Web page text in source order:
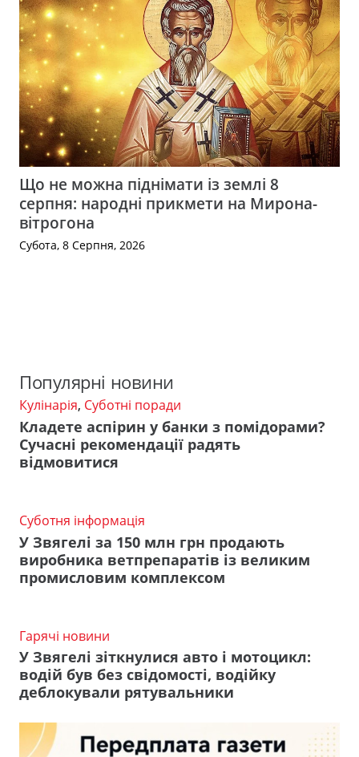
Що не можна піднімати із землі 8
серпня: народні прикмети на Мирона-
вітрогона
Субота, 8 Серпня, 2026
Популярні новини
Кулінарія, Суботні поради
Кладете аспірин у банки з помідорами?
Сучасні рекомендації радять
відмовитися
Суботня інформація
У Звягелі за 150 млн грн продають
виробника ветпрепаратів із великим
промисловим комплексом
Гарячі новини
У Звягелі зіткнулися авто і мотоцикл:
водій був без свідомості, водійку
деблокували рятувальники